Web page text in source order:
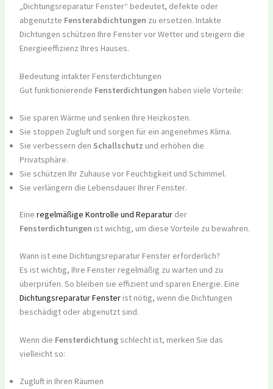
„Dichtungsreparatur Fenster“ bedeutet, defekte oder
abgenutzte Fensterabdichtungen zu ersetzen. Intakte
Dichtungen schützen Ihre Fenster vor Wetter und steigern die
Energieeffizienz Ihres Hauses.
Bedeutung intakter Fensterdichtungen
Gut funktionierende Fensterdichtungen haben viele Vorteile:
Sie sparen Wärme und senken Ihre Heizkosten.
Sie stoppen Zugluft und sorgen für ein angenehmes Klima.
Sie verbessern den Schallschutz und erhöhen die
Privatsphäre.
Sie schützen Ihr Zuhause vor Feuchtigkeit und Schimmel.
Sie verlängern die Lebensdauer Ihrer Fenster.
Eine regelmäßige Kontrolle und Reparaturder
Fensterdichtungen ist wichtig, um diese Vorteile zu bewahren.
Wann ist eine Dichtungsreparatur Fenster erforderlich?
Es ist wichtig, Ihre Fenster regelmäßig zu warten und zu
überprüfen. So bleiben sie effizient und sparen Energie. Eine
Dichtungsreparatur Fensterist nötig, wenn die Dichtungen
beschädigt oder abgenutzt sind.
Wenn die Fensterdichtungschlecht ist, merken Sie das
vielleicht so:
Zugluft in Ihren Räumen